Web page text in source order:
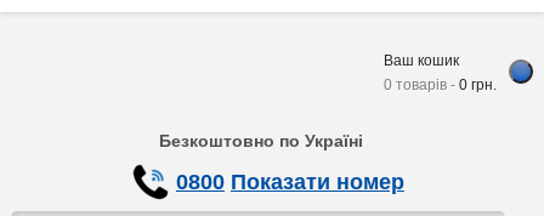
Ваш кошик
0 товарів -0 грн.
Безкоштовно по Україні
0800 Показати номер